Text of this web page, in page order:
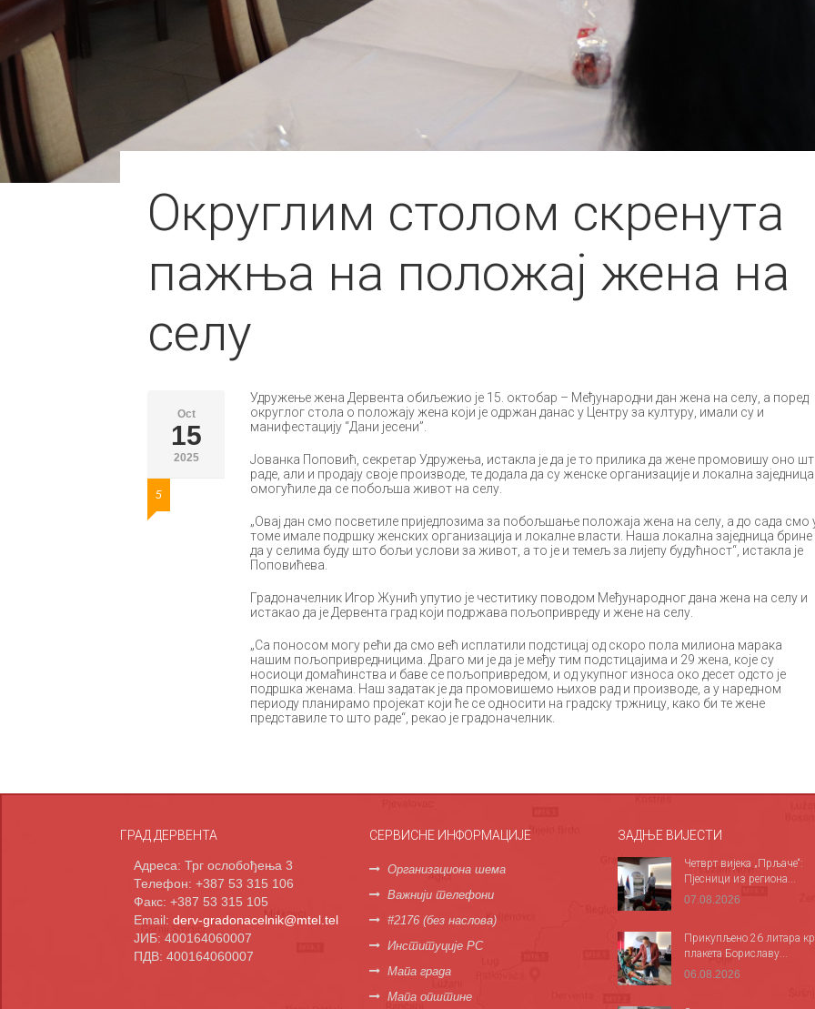
Округлим столом скренута
пажња на положај жена на
селу
Oct
15
2025
5
Удружење жена Дервента обиљежио је 15. октобар – Међународни дан жена на селу, а поред
округлог стола о положају жена који је одржан данас у Центру за културу, имали су и
манифестацију “Дани јесени”.
Јованка Поповић, секретар Удружења, истакла је да је то прилика да жене промовишу оно
раде, али и продају своје производе, те додала да су женске организације и локална заједница
омогућиле да се побољша живот на селу.
„Овај дан смо посветиле приједлозима за побољшање положаја жена на селу, а до сада смо
томе имале подршку женских организација и локалне власти. Наша локална заједница брине
да у селима буду што бољи услови за живот, а то је и темељ за лијепу будућност“, истакла је
Поповићева.
Градоначелник Игор Жунић упутио је честитику поводом Међународног дана жена на селу и
истакао да је Дервента град који подржава пољопривреду и жене на селу.
„Са поносом могу рећи да смо већ исплатили подстицај од скоро пола милиона марака
нашим пољопривредницима. Драго ми је да је међу тим подстицајима и 29 жена, које су
носиоци домаћинства и баве се пољопривредом, и од укупног износа око десет одсто је
подршка женама. Наш задатак је да промовишемо њихов рад и производе, а у наредном
периоду планирамо пројекат који ће се односити на градску тржницу, како би те жене
представиле то што раде“, рекао је градоначелник.
ГРАД ДЕРВЕНТА
Адреса: Трг ослобођења 3
Телефон: +387 53 315 106
Факс: +387 53 315 105
Email: derv-gradonacelnik@mtel.tel
ЈИБ: 400164060007
ПДВ: 400164060007
СЕРВИСНЕ ИНФОРМАЦИЈЕ
Организациона шема
Важнији телефони
#2176 (без наслова)
Институције РС
Мапа града
Мапа општине
ЗАДЊЕ ВИЈЕСТИ
Четврт вијека „Прљаче“:
Пјесници из региона...
07.08.2026
Прикупљено 26 литара
плакета Бориславу...
06.08.2026